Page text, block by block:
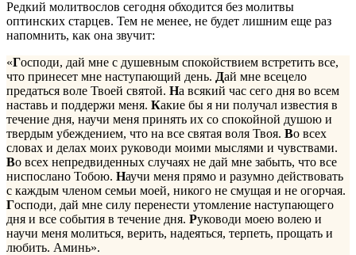
Редкий молитвослов сегодня обходится без молитвы
оптинских старцев. Тем не менее, не будет лишним еще раз
напомнить, как она звучит:
«Господи, дай мне с душевным спокойствием встретить все,
что принесет мне наступающий день. Дай мне всецело
предаться воле Твоей святой. На всякий час сего дня во всем
наставь и поддержи меня. Какие бы я ни получал известия в
течение дня, научи меня принять их со спокойной душою и
твердым убеждением, что на все святая воля Твоя. Во всех
словах и делах моих руководи моими мыслями и чувствами.
Во всех непредвиденных случаях не дай мне забыть, что все
ниспослано Тобою. Научи меня прямо и разумно действовать
с каждым членом семьи моей, никого не смущая и не огорчая.
Господи, дай мне силу перенести утомление наступающего
дня и все события в течение дня. Руководи моею волею и
научи меня молиться, верить, надеяться, терпеть, прощать и
любить. Аминь».